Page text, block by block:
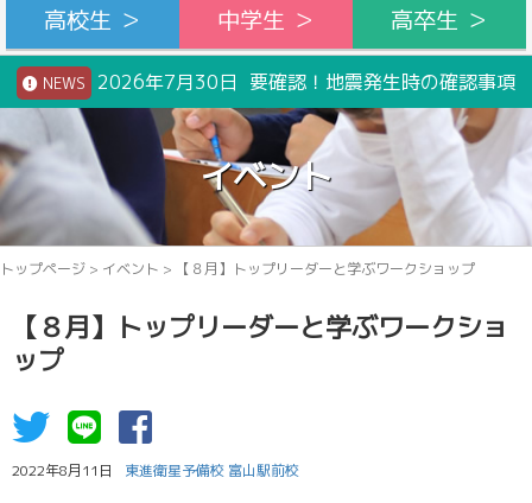
高校生 ＞ 中学生 ＞ 高卒生 ＞
NEWS 2026年7月30日 要確認！地震発生時の確認事項
イベント
トップページ > イベント > 【８月】トップリーダーと学ぶワークショップ
【８月】トップリーダーと学ぶワークショ
ップ
2022年8月11日 東進衛星予備校 富山駅前校